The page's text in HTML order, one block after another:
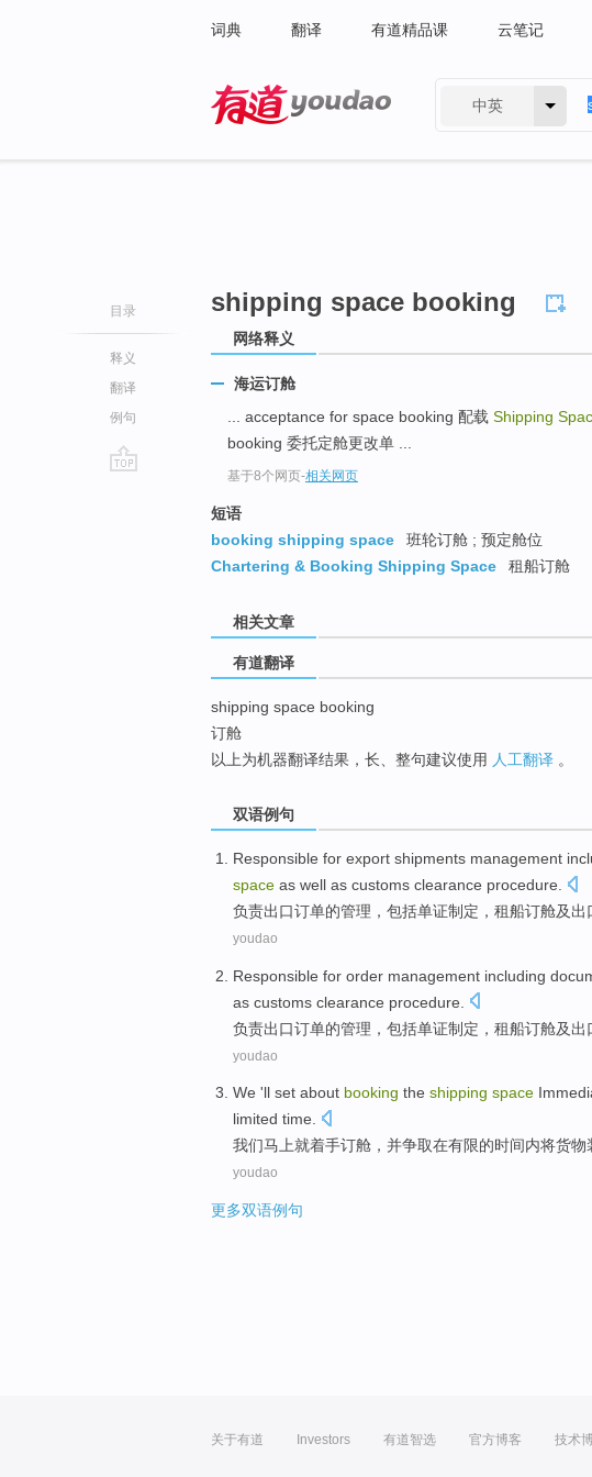
词典 翻译 有道精品课 云笔记
中英
目录
释义
翻译
例句
shipping space booking
网络释义
海运订舱
... acceptance for space booking 配载 Shipping
booking 委托定舱更改单 ...
基于8个网页-相关网页
短语
booking shipping space
班轮订舱 ; 预定舱位
Chartering & Booking Shipping Space
租船订舱
相关文章
有道翻译
shipping space booking
订舱
以上为机器翻译结果，长、整句建议使用 人工翻译 。
双语例句
Responsible for export shipments management
space as well as customs clearance procedure
负责出口订单的管理 ， 包括单证制定，租船订舱及出
youdao
Responsible for order management including
as customs clearance procedure
负责出口订单的管理 ， 包括单证制定，租船订舱及出
youdao
We 'll set about booking the shipping space
limited time.
我们马上就着手订舱 ， 并争取在有限的时间内将货物
youdao
更多双语例句
关于有道 Investors 有道智选 官方博客 技术